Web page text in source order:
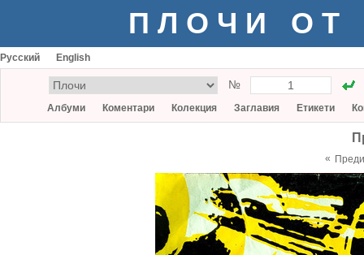
ПЛОЧИ ОТ
Русский English
№
Албуми Коментари Колекция Заглавия Етикети
«